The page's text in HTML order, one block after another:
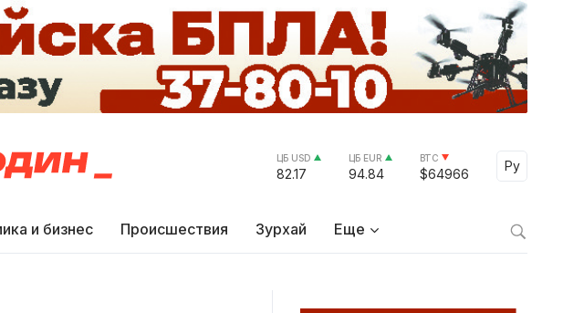
ЦБ USD
82.17
ЦБ EUR
94.84
BTC
$64966
Ру
Select
и бизнес Происшествия Зурхай Еще